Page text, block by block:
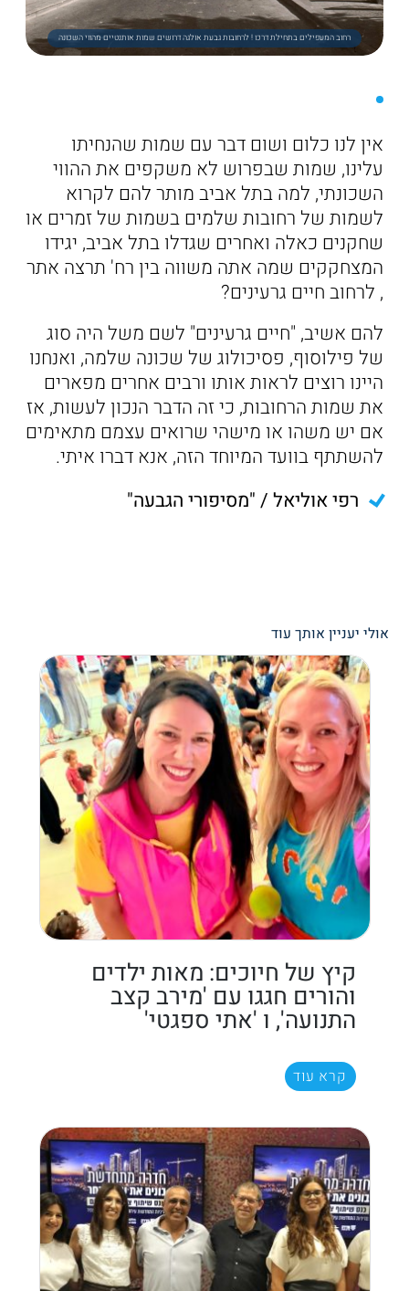
רחוב המעפילים בתחילת דרכו ! לרחובות גבעת אולגה דרושים שמות אותנטיים מהווי השכונה
אין לנו כלום ושום דבר עם שמות שהנחיתו
עלינו, שמות שבפרוש לא משקפים את ההווי
השכונתי, למה בתל אביב מותר להם לקרוא
לשמות של רחובות שלמים בשמות של זמרים או
שחקנים כאלה ואחרים שגדלו בתל אביב, יגידו
המצחקקים שמה אתה משווה בין רח' תרצה אתר
, לרחוב חיים גרעינים?
להם אשיב, "חיים גרעינים" לשם משל היה סוג
של פילוסוף, פסיכולוג של שכונה שלמה, ואנחנו
היינו רוצים לראות אותו ורבים אחרים מפארים
את שמות הרחובות, כי זה הדבר הנכון לעשות, אז
אם יש משהו או מישהי שרואים עצמם מתאימים
להשתתף בוועד המיוחד הזה, אנא דברו איתי.
רפי אוליאל / "מסיפורי הגבעה"
אולי יעניין אותך עוד
קיץ של חיוכים: מאות ילדים
והורים חגגו עם 'מירב קצב
התנועה', ו 'אתי ספגטי'
קרא עוד